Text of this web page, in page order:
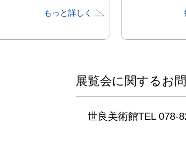
もっと詳しく
展覧会に関するお
世良美術館TEL 078-